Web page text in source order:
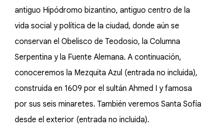
antiguo Hipódromo bizantino, antiguo centro de la
vida social y política de la ciudad, donde aún se
conservan el Obelisco de Teodosio, la Columna
Serpentina y la Fuente Alemana. A continuación,
conoceremos la Mezquita Azul (entrada no incluida),
construida en 1609 por el sultán Ahmed I y famosa
por sus seis minaretes. También veremos Santa Sofía
desde el exterior (entrada no incluida).